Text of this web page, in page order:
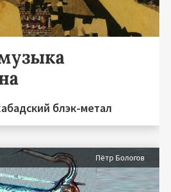
блэк-метал
Пётр Бологов